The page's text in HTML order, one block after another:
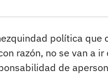
política
razón, no se van a
de